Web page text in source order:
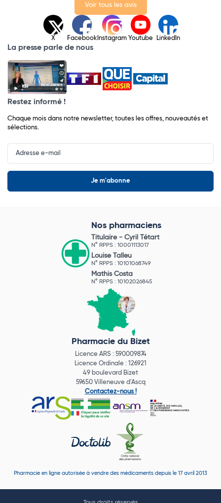
Voir tous les avis
X Facebook Instagram Youtube LinkedIn
La presse parle de nous
Restez informé !
Chaque mois dans notre newsletter, toutes les offres, nouveautés et
sélections.
Input
Newsletter
Nos pharmaciens
Titulaire - Cyril Tétart
N° RPPS : 10001113017
Louise Talleu
N° RPPS : 10101068749
Mathis Costa
N° RPPS : 10102026845
Pharmacie du Bizet
Licence ARS : 590009874
Licence Ordinale : 126921
49 boulevard Bizet
59650 Villeneuve d'Ascq
Contactez-nous !
Pharmacie en ligne autorisée à vendre des médicaments depuis le 17 avril 2013